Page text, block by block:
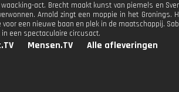
act. Brecht maakt kunst van piemels en
Arnold zingt een moppie in het Gronings.
een nieuwe baan en plek in de maatschappij.
een spectaculaire circusact.
Mensen.TV Alle afleveringen